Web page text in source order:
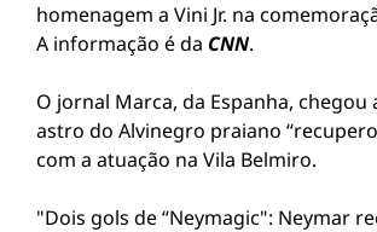
homenagem a Vini Jr. na
A informação é da CNN.
O jornal Marca, da Espanha, chegou
astro do Alvinegro praiano
com a atuação na Vila Belmiro.
"Dois gols de “Neymagic": Neymar